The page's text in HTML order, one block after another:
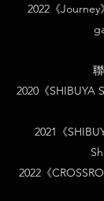
2022《
2020《SHIBUYA
2021《
2022《